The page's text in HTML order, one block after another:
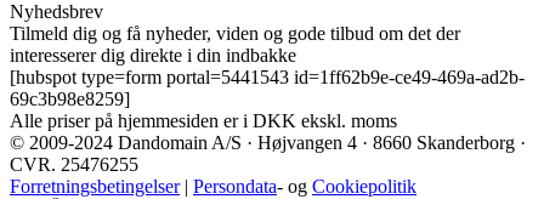
Nyhedsbrev
Tilmeld dig og få nyheder, viden og gode tilbud om det der
interesserer dig direkte i din indbakke
[hubspot type=form portal=5441543 id=1ff62b9e-ce49-469a-ad2b-
69c3b98e8259]
Alle priser på hjemmesiden er i DKK ekskl. moms
© 2009-2024 Dandomain A/S · Højvangen 4 · 8660 Skanderborg ·
CVR. 25476255
Forretningsbetingelser| Persondata- og Cookiepolitik